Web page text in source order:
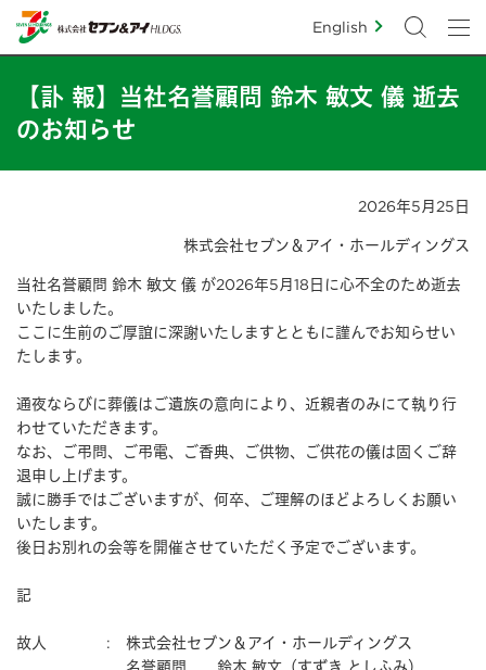
English
【訃 報】当社名誉顧問 鈴木 敏文 儀 逝去
のお知らせ
2026年5月25日
株式会社セブン＆アイ・ホールディングス
当社名誉顧問 鈴木 敏文 儀 が2026年5月18日に心不全のため逝去
いたしました。
ここに生前のご厚誼に深謝いたしますとともに謹んでお知らせい
たします。
通夜ならびに葬儀はご遺族の意向により、近親者のみにて執り行
わせていただきます。
なお、ご弔問、ご弔電、ご香典、ご供物、ご供花の儀は固くご辞
退申し上げます。
誠に勝手ではございますが、何卒、ご理解のほどよろしくお願い
いたします。
後日お別れの会等を開催させていただく予定でございます。
記
故人 :
株式会社セブン＆アイ・ホールディングス